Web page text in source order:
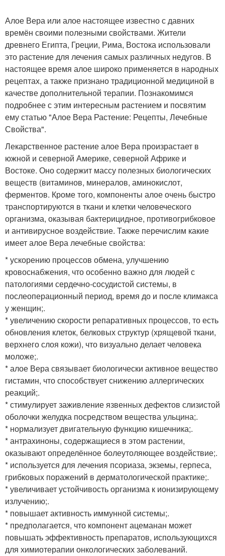
Алое Вера или алое настоящее известно с давних
времён своими полезными свойствами. Жители
древнего Египта, Греции, Рима, Востока использовали
это растение для лечения самых различных недугов. В
настоящее время алое широко применяется в народных
рецептах, а также признано традиционной медициной в
качестве дополнительной терапии. Познакомимся
подробнее с этим интересным растением и посвятим
ему статью "Алое Вера Растение: Рецепты, Лечебные
Свойства".
Лекарственное растение алое Вера произрастает в
южной и северной Америке, северной Африке и
Востоке. Оно содержит массу полезных биологических
веществ (витаминов, минералов, аминокислот,
ферментов. Кроме того, компоненты алое очень быстро
транспортируются в ткани и клетки человеческого
организма, оказывая бактерицидное, противогрибковое
и антивирусное воздействие. Также перечислим какие
имеет алое Вера лечебные свойства:
* ускорению процессов обмена, улучшению
кровоснабжения, что особенно важно для людей с
патологиями сердечно-сосудистой системы, в
послеоперационный период, время до и после климакса
у женщин;.
* увеличению скорости репаративных процессов, то есть
обновления клеток, белковых структур (хрящевой ткани,
верхнего слоя кожи), что визуально делает человека
моложе;.
* алое Вера связывает биологически активное вещество
гистамин, что способствует снижению аллергических
реакций;.
* стимулирует заживление язвенных дефектов слизистой
оболочки желудка посредством вещества ульцина;.
* нормализует двигательную функцию кишечника;.
* антрахиноны, содержащиеся в этом растении,
оказывают определённое болеутоляющее воздействие;.
* используется для лечения псориаза, экземы, герпеса,
грибковых поражений в дерматологической практике;.
* увеличивает устойчивость организма к ионизирующему
излучению;.
* повышает активность иммунной системы;.
* предполагается, что компонент ацеманан может
повышать эффективность препаратов, использующихся
для химиотерапии онкологических заболеваний.